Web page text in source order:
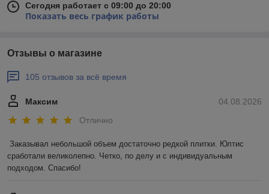
Сегодня работает с 09:00 до 20:00
Показать весь график работы
Отзывы о магазине
105 отзывов за всё время
04.08.2026
Максим
Отлично
Заказывал небольшой объем достаточно редкой плитки. Юлтис
сработали великолепно. Четко, по делу и с индивидуальным
подходом. Спасибо!